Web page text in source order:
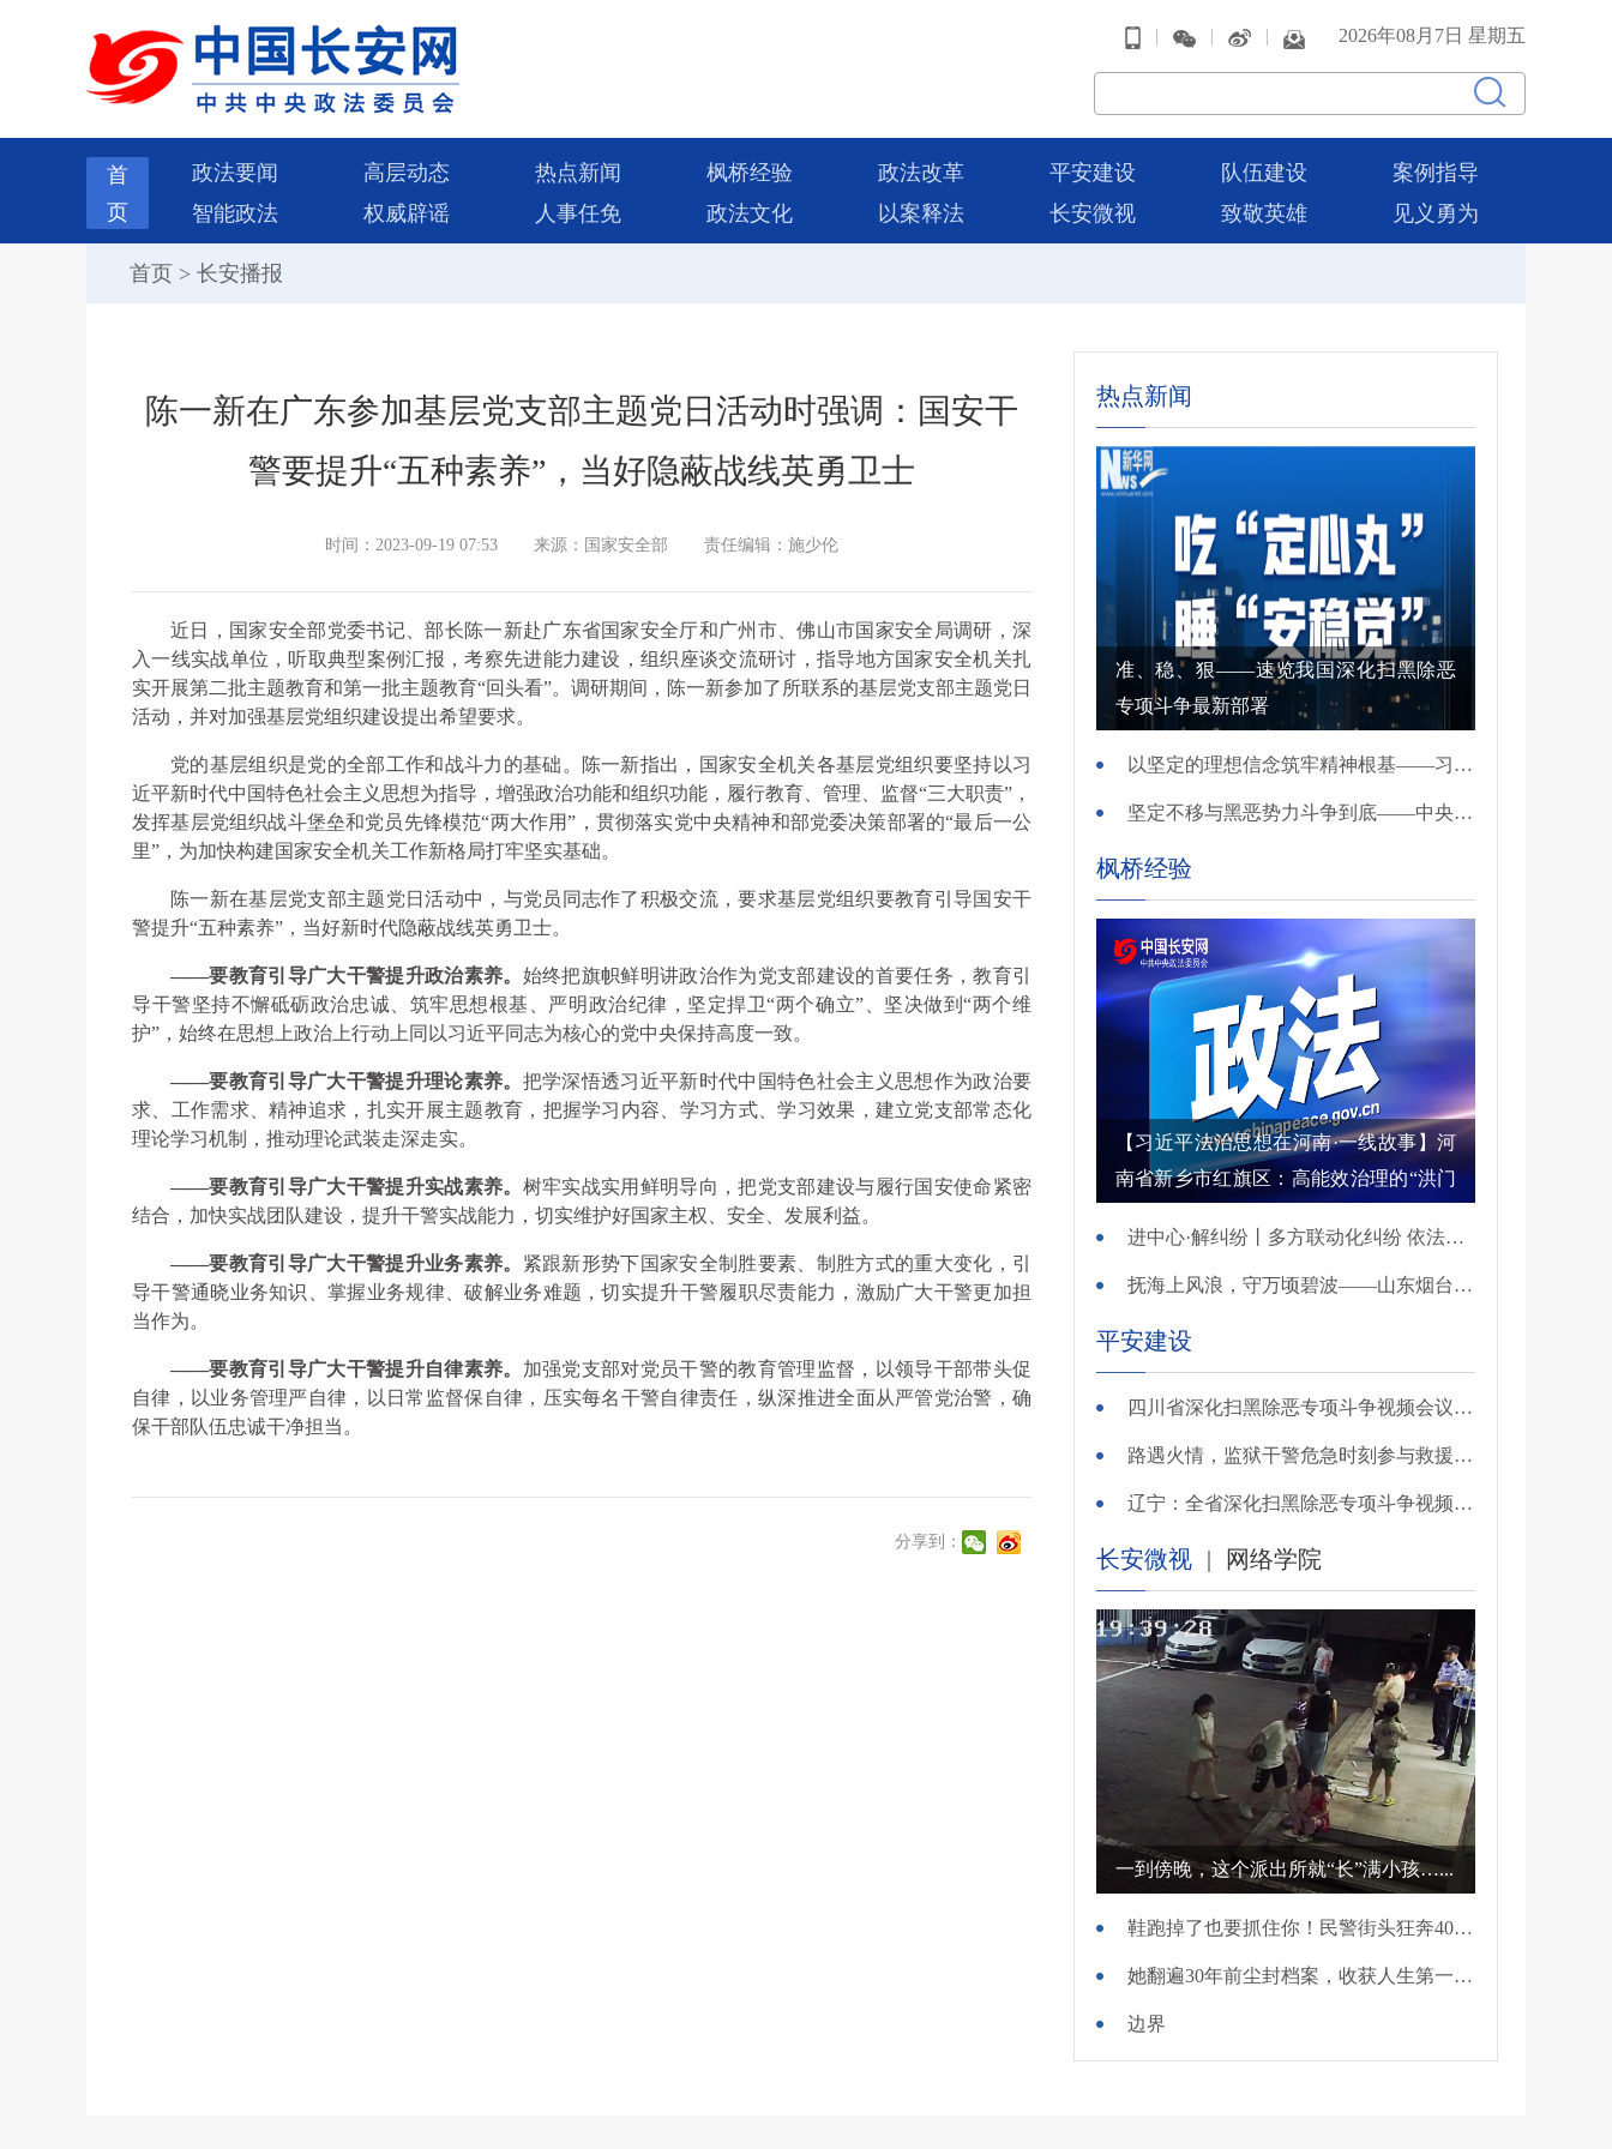
| | | 2026年08月7日 星期五
首
页
政法要闻 高层动态 热点新闻 枫桥经验 政法改革 平安建设 队伍建设
案例指导
智能政法
权威辟谣 人事任免 政法文化 以案释法 长安微视 致敬英雄 见义勇为
首页 > 长安播报
陈一新在广东参加基层党支部主题党日活动时强调：国安干
警要提升“五种素养”，当好隐蔽战线英勇卫士
时间：2023-09-19 07:53 来源：国家安全部 责任编辑：施少伦
近日，国家安全部党委书记、部长陈一新赴广东省国家安全厅和广州市、佛山市国家安全局调研，深
入一线实战单位，听取典型案例汇报，考察先进能力建设，组织座谈交流研讨，指导地方国家安全机关扎
实开展第二批主题教育和第一批主题教育“回头看”。调研期间，陈一新参加了所联系的基层党支部主题党日
活动，并对加强基层党组织建设提出希望要求。
党的基层组织是党的全部工作和战斗力的基础。陈一新指出，国家安全机关各基层党组织要坚持以习
近平新时代中国特色社会主义思想为指导，增强政治功能和组织功能，履行教育、管理、监督“三大职责”，
发挥基层党组织战斗堡垒和党员先锋模范“两大作用”，贯彻落实党中央精神和部党委决策部署的“最后一公
里”，为加快构建国家安全机关工作新格局打牢坚实基础。
陈一新在基层党支部主题党日活动中，与党员同志作了积极交流，要求基层党组织要教育引导国安干
警提升“五种素养”，当好新时代隐蔽战线英勇卫士。
——要教育引导广大干警提升政治素养。 始终把旗帜鲜明讲政治作为党支部建设的首要任务，教育引
导干警坚持不懈砥砺政治忠诚、筑牢思想根基、严明政治纪律，坚定捍卫“两个确立”、坚决做到“两个维
护”，始终在思想上政治上行动上同以习近平同志为核心的党中央保持高度一致。
——要教育引导广大干警提升理论素养。 把学深悟透习近平新时代中国特色社会主义思想作为政治要
求、工作需求、精神追求，扎实开展主题教育，把握学习内容、学习方式、学习效果，建立党支部常态化
理论学习机制，推动理论武装走深走实。
——要教育引导广大干警提升实战素养。 树牢实战实用鲜明导向，把党支部建设与履行国安使命紧密
结合，加快实战团队建设，提升干警实战能力，切实维护好国家主权、安全、发展利益。
——要教育引导广大干警提升业务素养。 紧跟新形势下国‏家安全制胜要素、制胜方式的重大变化，引
导干警通晓业务知识、掌握业务规律、破解业务难题，切实提升干警履职尽责能力，激励广大干警更加担
当作为。
——要教育引导广大干警提升自律素养。 加强党支部对党员干警的教育管理监督，以领导干部带头促
自律，以业务管理严自律，以日常监督保自律，压实每名干警自律责任，纵深推进全面从严管党治警，确
保干部队伍忠诚干净担当。
分享到：
热点新闻
准、稳、狠——速览我国深化扫黑除恶
专项斗争最新部署
以坚定的理想信念筑牢精神根基——习近平党建思想理论品格系列述评之一
坚定不移与黑恶势力斗争到底——中央政法委负责同志就开展深化扫黑除恶专项斗争有关问题答记者问
枫桥经验
【习近平法治思想在河南·一线故事】河
南省新乡市红旗区：高能效治理的“洪门
进中心·解纠纷丨多方联动化纠纷 依法调解护农耕
抚海上风浪，守万顷碧波——山东烟台把矛盾化解在微澜未起时
平安建设
四川省深化扫黑除恶专项斗争视频会议召开 于立军出席并讲话
路遇火情，监狱干警危急时刻参与救援显身手！
辽宁：全省深化扫黑除恶专项斗争视频会议召开
长安微视 | 网络学院
一到傍晚，这个派出所就“长”满小孩…...
鞋跑掉了也要抓住你！民警街头狂奔400米擒贼
她翻遍30年前尘封档案，收获人生第一面锦旗
边界